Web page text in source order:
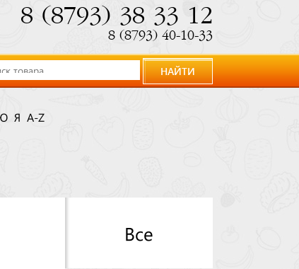
8 (8793) 38 33 12
8 (8793) 40-10-33
НАЙТИ
Я A-Z
Все